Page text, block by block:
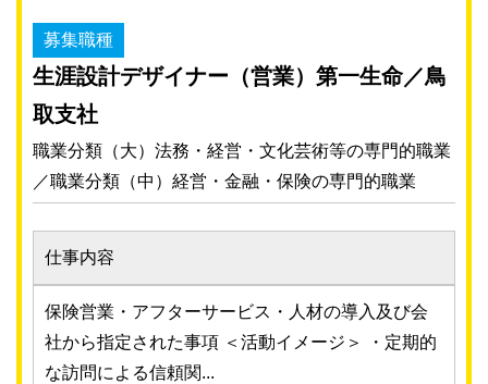
募集職種
生涯設計デザイナー（営業）第一生命／鳥
取支社
職業分類（大）法務・経営・文化芸術等の専門的職業
／職業分類（中）経営・金融・保険の専門的職業
仕事内容
保険営業・アフターサービス・人材の導入及び会
社から指定された事項 ＜活動イメージ＞ ・定期的
な訪問による信頼関...